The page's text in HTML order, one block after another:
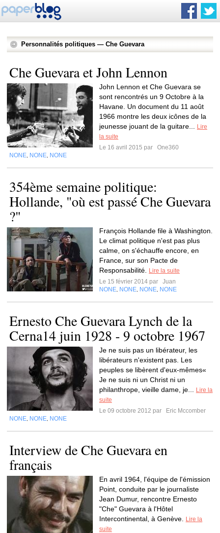
Personnalités politiques — Che Guevara
Che Guevara et John Lennon
John Lennon et Che Guevara se
sont rencontrés un 9 Octobre à la
Havane. Un document du 11 août
1966 montre les deux icônes de la
jeunesse jouant de la guitare...
Lire
la suite
Le 16 avril 2015 par
One360
NONE NONE NONE
354ème semaine politique:
Hollande, "où est passé Che Guevara
?"
François Hollande file à Washington.
Le climat politique n'est pas plus
calme, on s'échauffe encore, en
France, sur son Pacte de
Responsabilité.
Lire la suite
Le 15 février 2014 par
Juan
NONE NONE NONE NONE
Ernesto Che Guevara Lynch de la
Cerna14 juin 1928 - 9 octobre 1967
Je ne suis pas un libérateur, les
libérateurs n'existent pas. Les
peuples se libèrent d'eux-mêmes«
Je ne suis ni un Christ ni un
philanthrope, vieille dame, je...
Lire la
suite
Le 09 octobre 2012 par
Eric Mccomber
NONE NONE NONE
Interview de Che Guevara en
français
En avril 1964, l'équipe de l'émission
Point, conduite par le journaliste
Jean Dumur, rencontre Ernesto
"Che" Guevara à l'Hôtel
Intercontinental, à Genève.
Lire la
suite